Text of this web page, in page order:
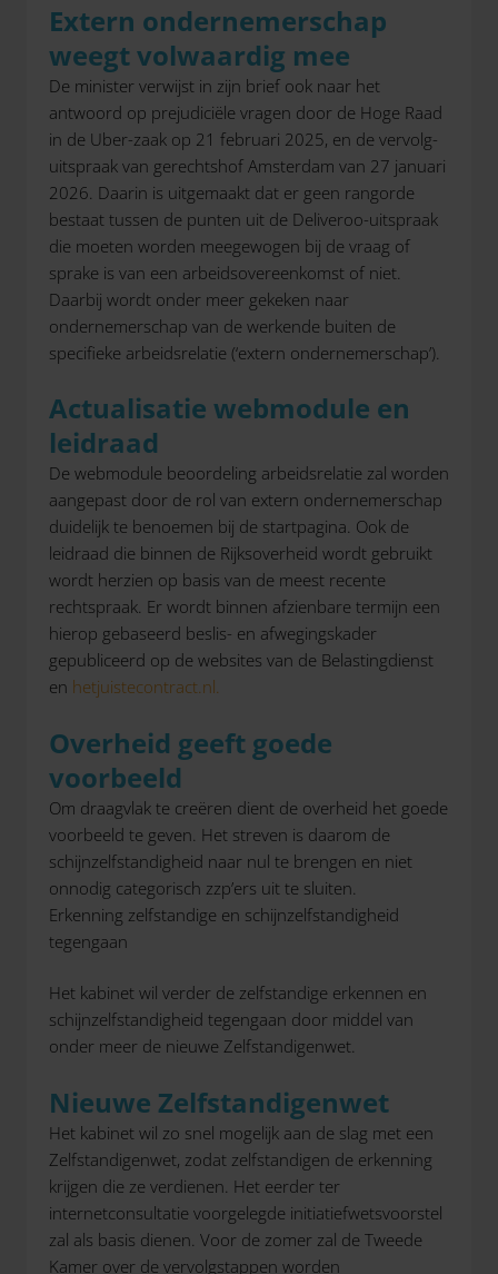
Extern ondernemerschap
weegt volwaardig mee
De minister verwijst in zijn brief ook naar het
antwoord op prejudiciële vragen door de Hoge Raad
in de Uber-zaak op 21 februari 2025, en de vervolg-
uitspraak van gerechtshof Amsterdam van 27 januari
2026. Daarin is uitgemaakt dat er geen rangorde
bestaat tussen de punten uit de Deliveroo-uitspraak
die moeten worden meegewogen bij de vraag of
sprake is van een arbeidsovereenkomst of niet.
Daarbij wordt onder meer gekeken naar
ondernemerschap van de werkende buiten de
specifieke arbeidsrelatie (‘extern ondernemerschap’).
Actualisatie webmodule en
leidraad
De webmodule beoordeling arbeidsrelatie zal worden
aangepast door de rol van extern ondernemerschap
duidelijk te benoemen bij de startpagina. Ook de
leidraad die binnen de Rijksoverheid wordt gebruikt
wordt herzien op basis van de meest recente
rechtspraak. Er wordt binnen afzienbare termijn een
hierop gebaseerd beslis- en afwegingskader
gepubliceerd op de websites van de Belastingdienst
en hetjuistecontract.nl.
Overheid geeft goede
voorbeeld
Om draagvlak te creëren dient de overheid het goede
voorbeeld te geven. Het streven is daarom de
schijnzelfstandigheid naar nul te brengen en niet
onnodig categorisch zzp’ers uit te sluiten.
Erkenning zelfstandige en schijnzelfstandigheid
tegengaan
Het kabinet wil verder de zelfstandige erkennen en
schijnzelfstandigheid tegengaan door middel van
onder meer de nieuwe Zelfstandigenwet.
Nieuwe Zelfstandigenwet
Het kabinet wil zo snel mogelijk aan de slag met een
Zelfstandigenwet, zodat zelfstandigen de erkenning
krijgen die ze verdienen. Het eerder ter
internetconsultatie voorgelegde initiatiefwetsvoorstel
zal als basis dienen. Voor de zomer zal de Tweede
Kamer over de vervolgstappen worden